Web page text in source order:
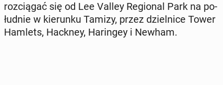
roz­cią­gać się od Lee Valley Re­gio­nal Park na po­
łu­dnie w kie­run­ku Tamizy, przez dziel­ni­ce Tower
Hamlets, Hackney, Ha­rin­gey i Newham.